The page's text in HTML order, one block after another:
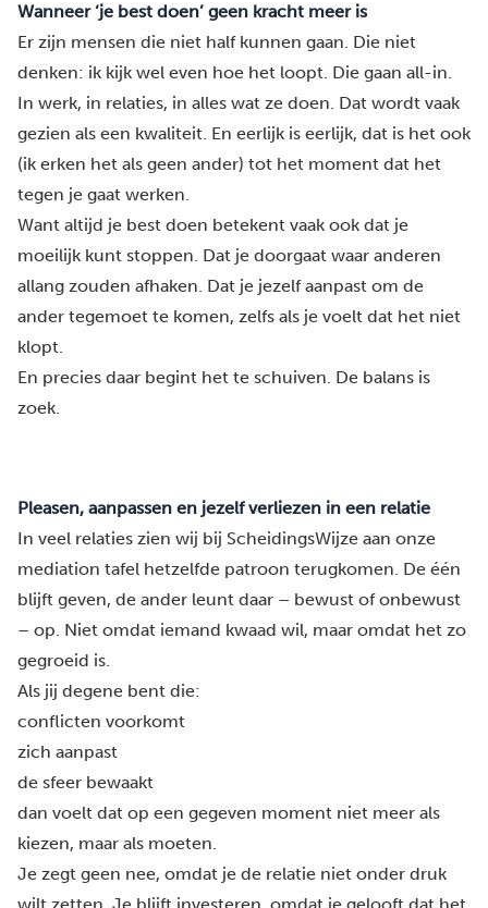
Wanneer ‘je best doen’ geen kracht meer is
Er zijn mensen die niet half kunnen gaan. Die niet
denken: ik kijk wel even hoe het loopt. Die gaan all-in.
In werk, in relaties, in alles wat ze doen. Dat wordt vaak
gezien als een kwaliteit. En eerlijk is eerlijk, dat is het ook
(ik erken het als geen ander) tot het moment dat het
tegen je gaat werken.
Want altijd je best doen betekent vaak ook dat je
moeilijk kunt stoppen. Dat je doorgaat waar anderen
allang zouden afhaken. Dat je jezelf aanpast om de
ander tegemoet te komen, zelfs als je voelt dat het niet
klopt.
En precies daar begint het te schuiven. De balans is
zoek.
Pleasen, aanpassen en jezelf verliezen in een relatie
In veel relaties zien wij bij ScheidingsWijze aan onze
mediation tafel hetzelfde patroon terugkomen. De één
blijft geven, de ander leunt daar – bewust of onbewust
– op. Niet omdat iemand kwaad wil, maar omdat het zo
gegroeid is.
Als jij degene bent die:
conflicten voorkomt
zich aanpast
de sfeer bewaakt
dan voelt dat op een gegeven moment niet meer als
kiezen, maar als moeten.
Je zegt geen nee, omdat je de relatie niet onder druk